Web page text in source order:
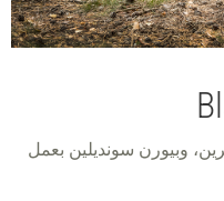
وبيورن سونديلين بعمل